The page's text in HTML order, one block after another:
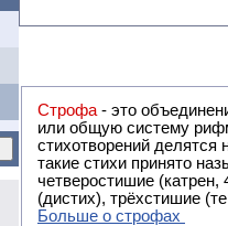
Строфа - это объединение двух
или общую систему рифм, и регулярно или периодически
стихотворений делятся на строфы и т.о. являются строфическими.
такие стихи принято называть астрофическими. Самая популярная строфа в русской поэзии -
четверостишие
(дистих), трёхстишие
Больше о строфах